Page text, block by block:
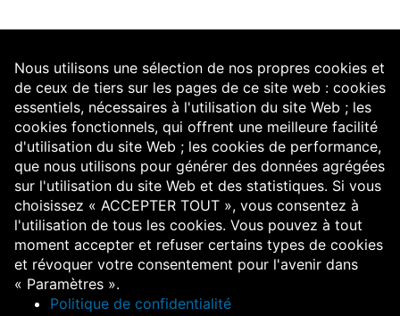
Nous utilisons une sélection de nos propres cookies et
de ceux de tiers sur les pages de ce site web : cookies
essentiels, nécessaires à l'utilisation du site Web ; les
cookies fonctionnels, qui offrent une meilleure facilité
d'utilisation du site Web ; les cookies de performance,
que nous utilisons pour générer des données agrégées
sur l'utilisation du site Web et des statistiques. Si vous
choisissez « ACCEPTER TOUT », vous consentez à
l'utilisation de tous les cookies. Vous pouvez à tout
moment accepter et refuser certains types de cookies
et révoquer votre consentement pour l'avenir dans
« Paramètres ».
Politique de confidentialité